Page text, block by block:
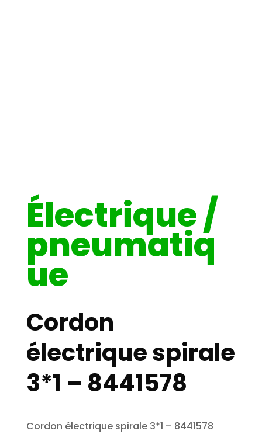
Électrique /
pneumatiq
ue
Cordon
électrique spirale
3*1 – 8441578
Cordon électrique spirale 3*1 – 8441578